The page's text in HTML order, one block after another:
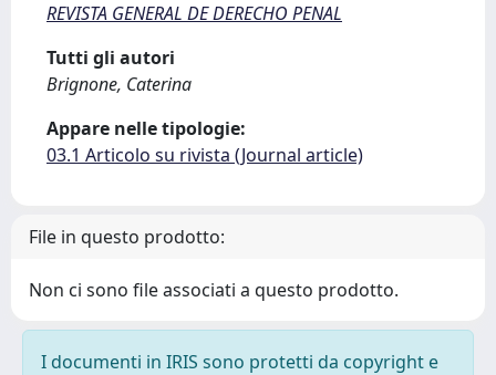
REVISTA GENERAL DE DERECHO PENAL
Tutti gli autori
Brignone, Caterina
Appare nelle tipologie:
03.1 Articolo su rivista (Journal article)
File in questo prodotto:
Non ci sono file associati a questo prodotto.
I documenti in IRIS sono protetti da copyright e